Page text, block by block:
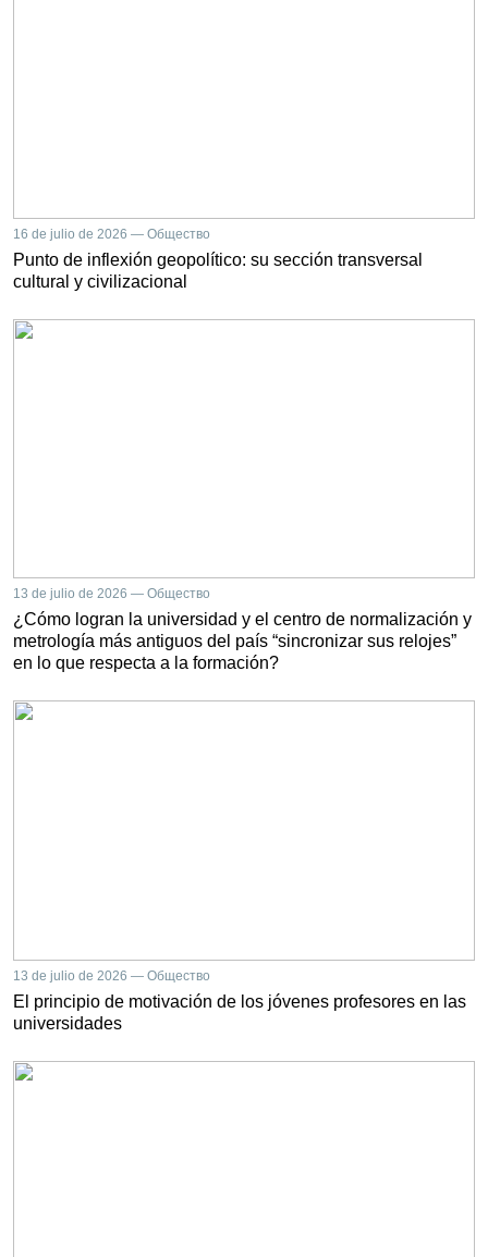
16 de julio de 2026 — Общество
Punto de inflexión geopolítico: su sección transversal
cultural y civilizacional
13 de julio de 2026 — Общество
¿Cómo logran la universidad y el centro de normalización y
metrología más antiguos del país “sincronizar sus relojes”
en lo que respecta a la formación?
13 de julio de 2026 — Общество
El principio de motivación de los jóvenes profesores en las
universidades